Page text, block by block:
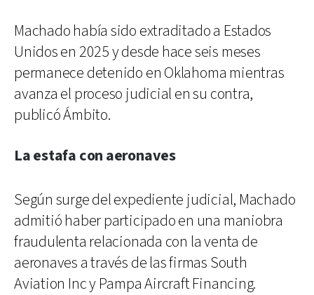
Machado había sido extraditado a Estados
Unidos en 2025 y desde hace seis meses
permanece detenido en Oklahoma mientras
avanza el proceso judicial en su contra,
publicó Ámbito.
La estafa con aeronaves
Según surge del expediente judicial, Machado
admitió haber participado en una maniobra
fraudulenta relacionada con la venta de
aeronaves a través de las firmas South
Aviation Inc y Pampa Aircraft Financing.